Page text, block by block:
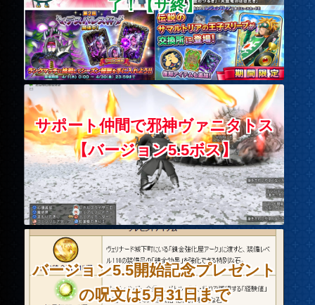
了！【サ終】
サポート仲間で邪神ヴァニタトス
【バージョン5.5ボス】
バージョン5.5開始記念プレゼント
の呪文は5月31日まで